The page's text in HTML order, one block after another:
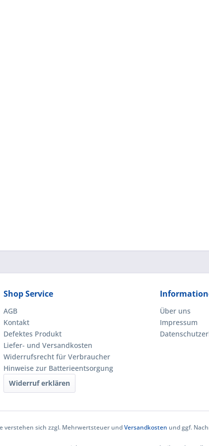
Shop Service
AGB
Kontakt
Defektes Produkt
Liefer- und Versandkosten
Widerrufsrecht für Verbraucher
Hinweise zur Batterieentsorgung
Widerruf erklären
Über uns
Impressum
verstehen sich zzgl. Mehrwertsteuer undVersandkosten und ggf.